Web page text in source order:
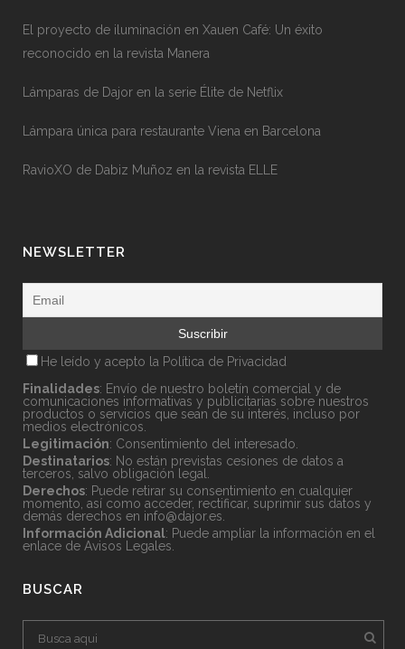
El proyecto de iluminación en Xauen Café: Un éxito
reconocido en la revista Manera
Lámparas de Dajor en la serie Élite de Netflix
Lámpara única para restaurante Viena en Barcelona
RavioXO de Dabiz Muñoz en la revista ELLE
NEWSLETTER
He leído y acepto la Política de Privacidad
Finalidades: Envío de nuestro boletín comercial y de
comunicaciones informativas y publicitarias sobre nuestros
productos o servicios que sean de su interés, incluso por
medios electrónicos.
Legitimación: Consentimiento del interesado.
Destinatarios: No están previstas cesiones de datos a
terceros, salvo obligación legal.
Derechos: Puede retirar su consentimiento en cualquier
momento, así como acceder, rectificar, suprimir sus datos y
demás derechos en info@dajor.es.
Información Adicional: Puede ampliar la información en el
enlace de Avisos Legales.
BUSCAR